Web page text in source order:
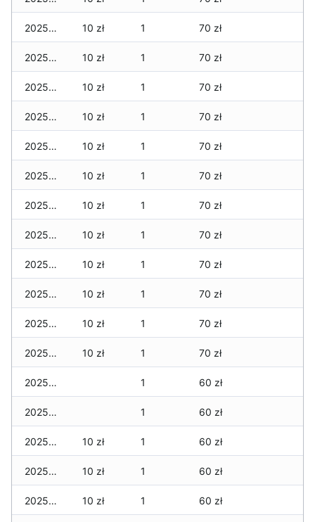
2025-12-25 10 zł 1 70 zł
2025-12-24 10 zł 1 70 zł
2025-12-23 10 zł 1 70 zł
2025-12-22 10 zł 1 70 zł
2025-12-21 10 zł 1 70 zł
2025-12-20 10 zł 1 70 zł
2025-12-19 10 zł 1 70 zł
2025-12-18 10 zł 1 70 zł
2025-12-17 10 zł 1 70 zł
2025-12-16 10 zł 1 70 zł
2025-12-15 10 zł 1 70 zł
2025-12-14 10 zł 1 70 zł
2025-12-13 1 60 zł
2025-12-12 1 60 zł
2025-12-11 10 zł 1 60 zł
2025-12-10 10 zł 1 60 zł
2025-12-09 10 zł 1 60 zł